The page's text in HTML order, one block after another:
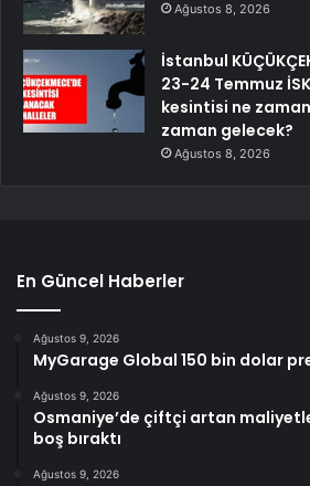
Ağustos 8, 2026
İstanbul
23-24 Temmuz
kesintisi ne
zaman gelecek?
Ağustos 8, 2026
En Güncel Haberler
Ağustos 9, 2026
MyGarage Global 150 bin dolar
Ağustos 9, 2026
Osmaniye’de çiftçi artan
boş bıraktı
Ağustos 9, 2026